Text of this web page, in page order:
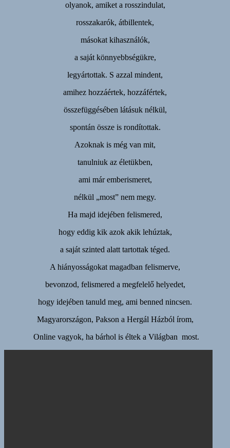
olyanok, amiket a rosszindulat,
rosszakarók, átbillentek,
másokat kihasználók,
a saját könnyebbségükre,
legyártottak. S azzal mindent,
amihez hozzáértek, hozzáfértek,
összefüggésében látásuk nélkül,
spontán össze is rondítottak.
Azoknak is még van mit,
tanulniuk az életükben,
ami már emberismeret,
nélkül „most” nem megy.
Ha majd idejében felismered,
hogy eddig kik azok akik lehúztak,
a saját szinted alatt tartottak téged.
A hiányosságokat magadban felismerve,
bevonzod, felismered a megfelelő helyedet,
hogy idejében tanuld meg, ami benned nincsen.
Magyarországon, Pakson a Hergál Házból írom,
Online vagyok, ha bárhol is éltek a Világban most.